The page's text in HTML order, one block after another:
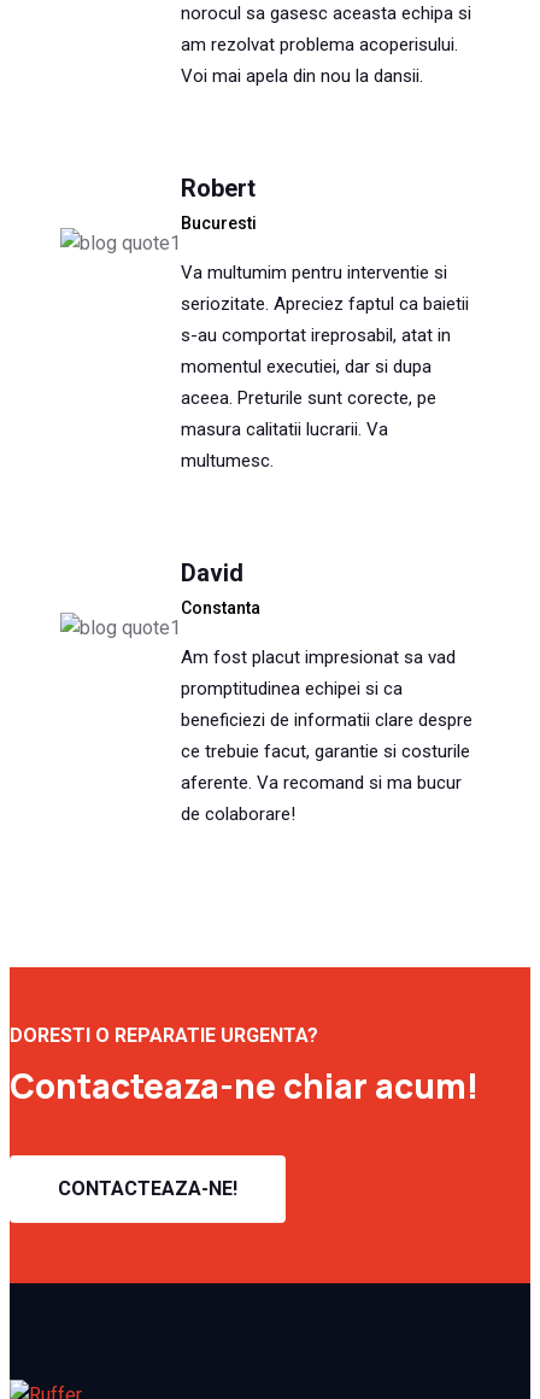
norocul sa gasesc aceasta echipa si
am rezolvat problema acoperisului.
Voi mai apela din nou la dansii.
Robert
Bucuresti
Va multumim pentru interventie si
seriozitate. Apreciez faptul ca baietii
s-au comportat ireprosabil, atat in
momentul executiei, dar si dupa
aceea. Preturile sunt corecte, pe
masura calitatii lucrarii. Va
multumesc.
David
Constanta
Am fost placut impresionat sa vad
promptitudinea echipei si ca
beneficiezi de informatii clare despre
ce trebuie facut, garantie si costurile
aferente. Va recomand si ma bucur
de colaborare!
DORESTI O REPARATIE URGENTA?
Contacteaza-ne chiar acum!
CONTACTEAZA-NE!